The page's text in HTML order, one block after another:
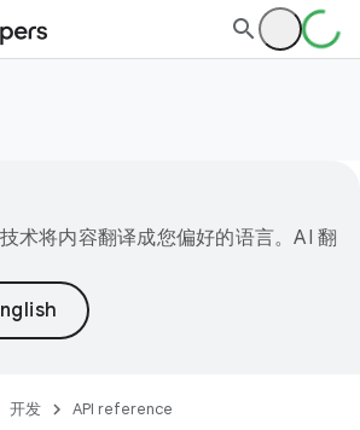
术将内容翻译成您偏好的语言。AI 翻
开发 API reference